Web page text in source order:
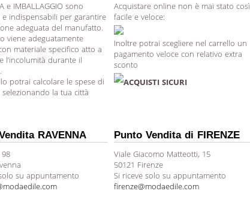
e IMBALLAGGIO sono
e indispensabili per garantire
adeguata del manufatto.
viene adeguatamente
materiale specifico atto a
l’incolumità durante il
potrai calcolare le spese di
la tua città
Acquistare online non è mai stato così
facile e veloce:
Inoltre potrai scegliere nel carrello un
pagamento veloce con relativo extra
sconto
ACQUISTI SICURI
RAVENNA
98
su appuntamento
Punto Vendita di FIRENZE
Viale Giacomo Matteotti, 15
50121 Firenze
Si riceve solo su appuntamento
firenze@modaedile.com